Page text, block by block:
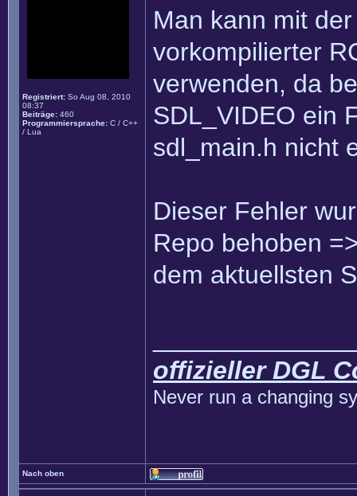
Registriert: So Aug 08, 2010
08:37
Beiträge: 460
Programmiersprache: C / C++
/ Lua
Man kann mit
vorkompilierter
verwenden, da
SDL_VIDEO ein
sdl_main.h nicht
Dieser Fehler
Repo behoben
dem aktuellsten
offizieller DGL
Never run a changing
Nach oben